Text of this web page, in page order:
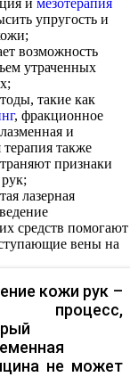
и мезотерапия
упругость и
возможность
утраченных
такие как
, фракционное
и
также
признаки
лазерная
средств помогают
вены на
кожи рук –
процесс,
не может